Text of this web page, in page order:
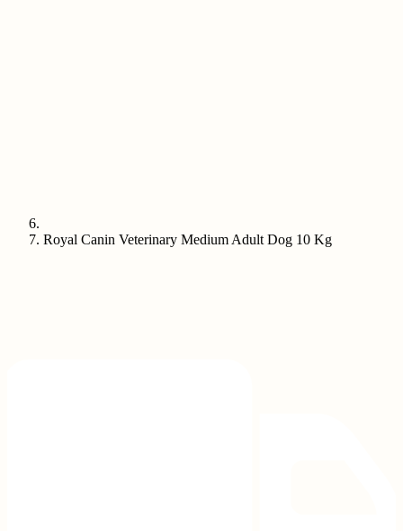
Royal Canin Veterinary Medium Adult Dog 10 Kg